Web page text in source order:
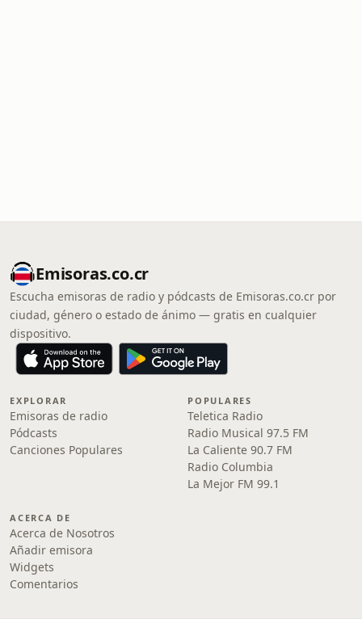
Emisoras.co.cr
Escucha emisoras de radio y pódcasts de Emisoras.co.cr por
ciudad, género o estado de ánimo — gratis en cualquier
dispositivo.
EXPLORAR
Emisoras de radio
Pódcasts
Canciones Populares
POPULARES
Teletica Radio
Radio Musical 97.5 FM
La Caliente 90.7 FM
Radio Columbia
La Mejor FM 99.1
ACERCA DE
Acerca de Nosotros
Añadir emisora
Widgets
Comentarios